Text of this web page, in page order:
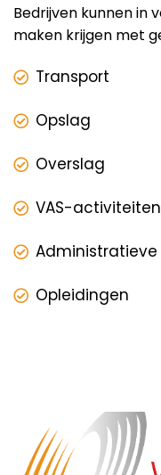
Bedrijven kunnen in
maken krijgen met
Transport
Opslag
Overslag
VAS-activiteiten
Opleidingen